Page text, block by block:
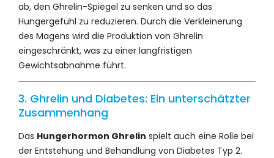
ab, den Ghrelin-Spiegel zu senken und so das
Hungergefühl zu reduzieren. Durch die Verkleinerung
des Magens wird die Produktion von Ghrelin
eingeschränkt, was zu einer langfristigen
Gewichtsabnahme führt.
3. Ghrelin und Diabetes: Ein unterschätzter
Zusammenhang
Das Hungerhormon Ghrelin spielt auch eine Rolle bei
der Entstehung und Behandlung von Diabetes Typ 2.